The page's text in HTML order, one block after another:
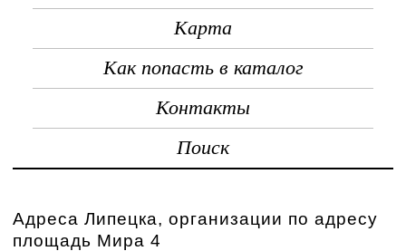
Карта
Как попасть в каталог
Контакты
Поиск
Адреса Липецка, организации по адресу
площадь Мира 4